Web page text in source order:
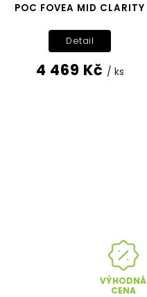
POC FOVEA MID CLARITY
4 469 Kč / ks
Detail
VÝHODNÁ
CENA